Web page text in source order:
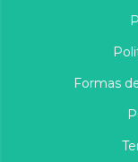
Formas